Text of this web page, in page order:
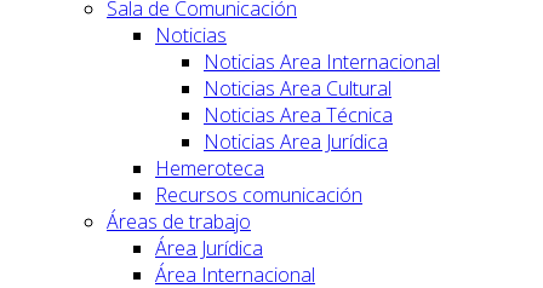
Sala de Comunicación
Noticias
Noticias Area Internacional
Noticias Area Cultural
Noticias Area Técnica
Noticias Area Jurídica
Hemeroteca
Recursos comunicación
Áreas de trabajo
Área Jurídica
Área Internacional